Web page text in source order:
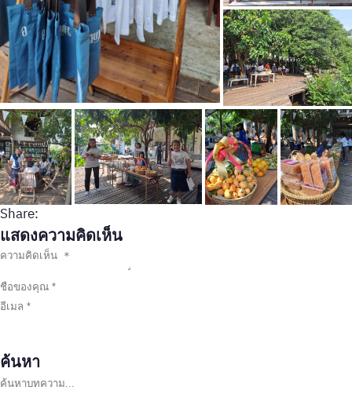
Share:
แสดงความคิดเห็น
ค้นหา
ค้นหาบทความ